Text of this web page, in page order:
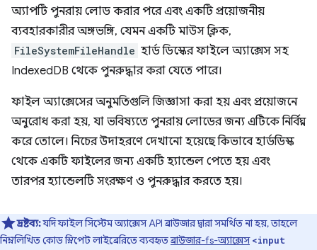
অ্যাপটি পুনরায় লোড করার পরে এবং একটি প্রয়োজনীয়
ব্যবহারকারীর অঙ্গভঙ্গি, যেমন একটি মাউস ক্লিক,
FileSystemFileHandle হার্ড ডিস্কের ফাইলে অ্যাক্সেস সহ
IndexedDB থেকে পুনরুদ্ধার করা যেতে পারে।
ফাইল অ্যাক্সেসের অনুমতিগুলি জিজ্ঞাসা করা হয় এবং প্রয়োজনে
অনুরোধ করা হয়, যা ভবিষ্যতে পুনরায় লোডের জন্য এটিকে নির্বিঘ্ন
করে তোলে। নিচের উদাহরণে দেখানো হয়েছে কিভাবে হার্ডডিস্ক
থেকে একটি ফাইলের জন্য একটি হ্যান্ডেল পেতে হয় এবং
তারপর হ্যান্ডেলটি সংরক্ষণ ও পুনরুদ্ধার করতে হয়।
দ্রষ্টব্য:যদি ফাইল সিস্টেম অ্যাক্সেস API ব্রাউজার দ্বারা সমর্থিত না হয়, তাহলে
নিম্নলিখিত কোড স্নিপেট লাইব্রেরিতে ব্যবহৃতব্রাউজার-fs-অ্যাক্সেস <input